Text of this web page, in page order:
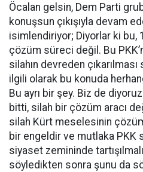
Öcalan gelsin, Dem Parti
konuşsun çıkışıyla devam
isimlendiriyor; Diyorlar ki bu,
çözüm süreci değil. Bu
silahın devreden
ilgili olarak bu konuda
Bu ayrı bir şey. Biz de
bitti, silah bir çözüm aracı
silah Kürt meselesinin
bir engeldir ve mutlaka PKK
siyaset zemininde
söyledikten sonra şunu da